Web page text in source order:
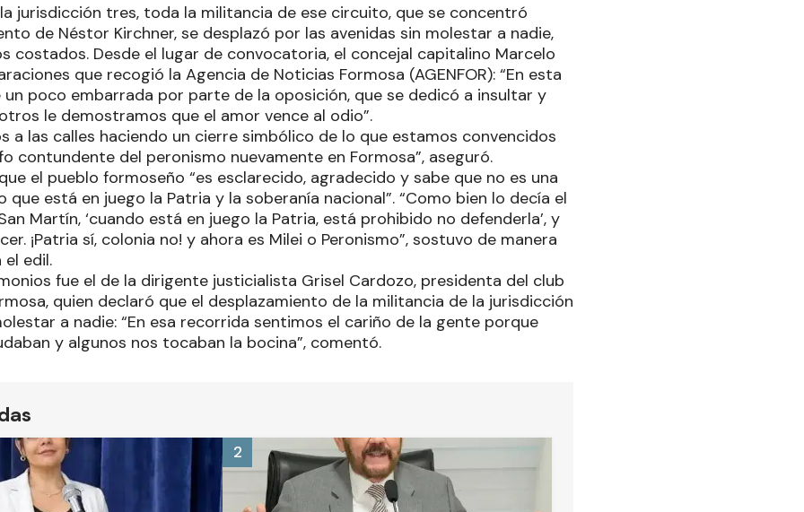
jurisdicción tres, toda la militancia de ese circuito, que se concentró
de Néstor Kirchner, se desplazó por las avenidas sin molestar a nadie,
costados. Desde el lugar de convocatoria, el concejal capitalino Marcelo
que recogió la Agencia de Noticias Formosa (AGENFOR): “En esta
un poco embarrada por parte de la oposición, que se dedicó a insultar y
le demostramos que el amor vence al odio”.
a las calles haciendo un cierre simbólico de lo que estamos convencidos
contundente del peronismo nuevamente en Formosa”, aseguró.
el pueblo formoseño “es esclarecido, agradecido y sabe que no es una
que está en juego la Patria y la soberanía nacional”. “Como bien lo decía el
Martín, ‘cuando está en juego la Patria, está prohibido no defenderla’, y
¡Patria sí, colonia no! y ahora es Milei o Peronismo”, sostuvo de manera
edil.
fue el de la dirigente justicialista Grisel Cardozo, presidenta del club
quien declaró que el desplazamiento de la militancia de la jurisdicción
a nadie: “En esa recorrida sentimos el cariño de la gente porque
y algunos nos tocaban la bocina”, comentó.
2